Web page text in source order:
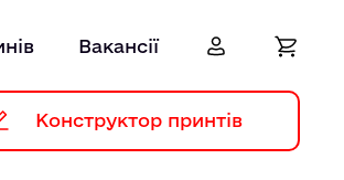
Вакансії
Конструктор принтів